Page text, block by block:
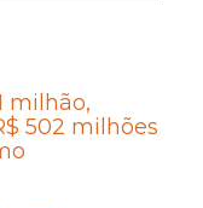
milhão,
502 milhões